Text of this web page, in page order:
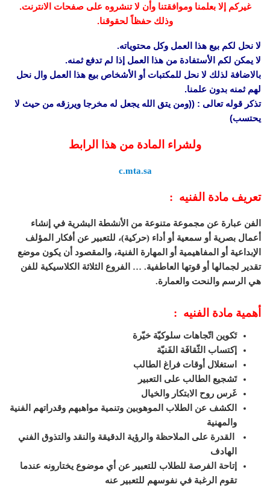
غيركم إلا بعلمنا وموافقتنا وأن لا تنشروه على صفحات الانترنت.
وذلك حفظاً لحقوقنا.
لا نحل لكم بيع هذا العمل وكل محتوياته.
لا يمكن لكم الأستفادة من هذا العمل إذا لم تدفع ثمنه.
بالاضافة لذلك لا نحل للمكتبات أو الأشخاص بيع هذا العمل وال نحل
لهم ثمنه بدون علمنا.
تذكر قوله تعالى : ((ومن يتق الله يجعل له مخرجا ويرزقه من حيث لا
يحتسب)
ولشراء المادة من هذا الرابط
c.mta.sa
تعريف مادة الفنيه :
الفن عبارة عن مجموعة متنوعة من الأنشطة البشرية في إنشاء
أعمال بصرية أو سمعية أو أداء (حركية)، للتعبير عن أفكار المؤلف
الإبداعية أو المفاهيمية أو المهارة الفنية، والمقصود أن يكون موضع
تقدير لجمالها أو قوتها العاطفية. … الفروع الثلاثة الكلاسيكية للفن
هي الرسم والنحت والعمارة.
أهمية مادة الفنيه :
تَكوين اتّجاهات سلوكيّة خيّرة
إكتساب الثّقافَة الفَنيّة
استغلال أوقات فراغ الطالب
تَشجيع الطالب على التعبير
غَرس روح الابتكار والخيال
الكشف عن الطلاب الموهوبين وتنمية مواهبهم وقدراتهم الفنية
والمهنية
القدرة على الملاحظة والرؤية الدقيقة والنقد والتذوق الفني
الهادف
إتاحة الفرصة للطلاب للتعبير عن أي موضوع يختارونه عندما
تقوم الرغبة في نفوسهم للتعبير عنه